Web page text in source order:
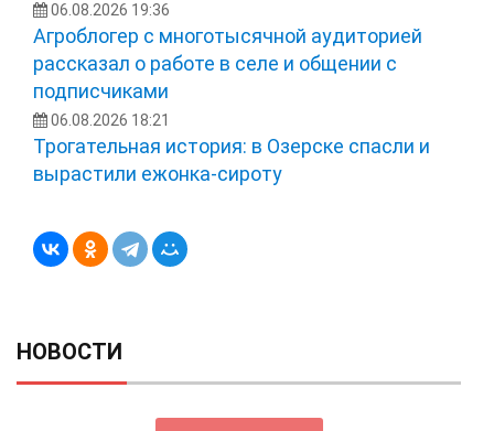
06.08.2026 19:36
Агроблогер с многотысячной аудиторией
рассказал о работе в селе и общении с
подписчиками
06.08.2026 18:21
Трогательная история: в Озерске спасли и
вырастили ежонка‑сироту
НОВОСТИ